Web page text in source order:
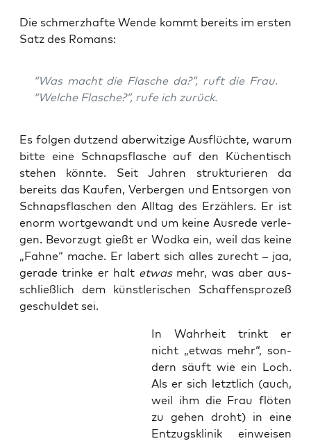
Die schmerz­haf­te Wen­de kommt bereits im ers­ten
Satz des Romans:
“Was macht die Fla­sche da?”, ruft die Frau.
“Wel­che Fla­sche?”, rufe ich zurück.
Es fol­gen dut­zend aber­wit­zi­ge Aus­flüch­te, war­um
bit­te eine Schnaps­fla­sche auf den Küchen­tisch
ste­hen könn­te. Seit Jah­ren struk­tu­rie­ren da
bereits das Kau­fen, Ver­ber­gen und Ent­sor­gen von
Schnaps­fla­schen den All­tag des Erzäh­lers. Er ist
enorm wort­ge­wandt und um kei­ne Aus­re­de ver­le­
gen. Bevor­zugt gießt er Wod­ka ein, weil das kei­ne
„Fah­ne“ mache. Er labert sich alles zurecht – jaa,
gera­de trin­ke er halt etwasmehr, was aber aus­
schließ­lich dem künst­le­ri­schen Schaf­fens­pro­zeß
geschul­det sei.
In Wahr­heit trinkt er
nicht „etwas mehr“, son­
dern säuft wie ein Loch.
Als er sich letzt­lich (auch,
weil ihm die Frau flö­ten
zu gehen droht) in eine
Ent­zugs­kli­nik ein­wei­sen